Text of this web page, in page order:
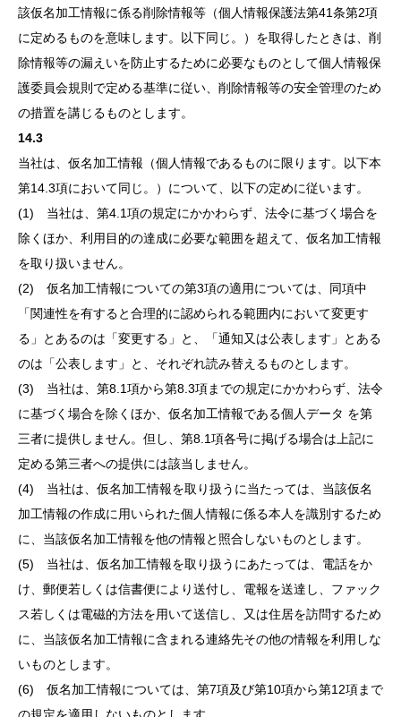
該仮名加工情報に係る削除情報等（個人情報保護法第41条第2項
に定めるものを意味します。以下同じ。）を取得したときは、削
除情報等の漏えいを防止するために必要なものとして個人情報保
護委員会規則で定める基準に従い、削除情報等の安全管理のため
の措置を講じるものとします。
14.3
当社は、仮名加工情報（個人情報であるものに限ります。以下本
第14.3項において同じ。）について、以下の定めに従います。
(1) 当社は、第4.1項の規定にかかわらず、法令に基づく場合を
除くほか、利用目的の達成に必要な範囲を超えて、仮名加工情報
を取り扱いません。
(2) 仮名加工情報についての第3項の適用については、同項中
「関連性を有すると合理的に認められる範囲内において変更す
る」とあるのは「変更する」と、「通知又は公表します」とある
のは「公表します」と、それぞれ読み替えるものとします。
(3) 当社は、第8.1項から第8.3項までの規定にかかわらず、法令
に基づく場合を除くほか、仮名加工情報である個人データ を第
三者に提供しません。但し、第8.1項各号に掲げる場合は上記に
定める第三者への提供には該当しません。
(4) 当社は、仮名加工情報を取り扱うに当たっては、当該仮名
加工情報の作成に用いられた個人情報に係る本人を識別するため
に、当該仮名加工情報を他の情報と照合しないものとします。
(5) 当社は、仮名加工情報を取り扱うにあたっては、電話をか
け、郵便若しくは信書便により送付し、電報を送達し、ファック
ス若しくは電磁的方法を用いて送信し、又は住居を訪問するため
に、当該仮名加工情報に含まれる連絡先その他の情報を利用しな
いものとします。
(6) 仮名加工情報については、第7項及び第10項から第12項まで